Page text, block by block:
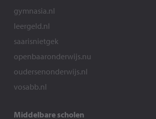
gymnasia.nl
leergeld.nl
saarisnietgek
openbaaronderwijs.nu
oudersenonderwijs.nl
vosabb.nl
Middelbare scholen